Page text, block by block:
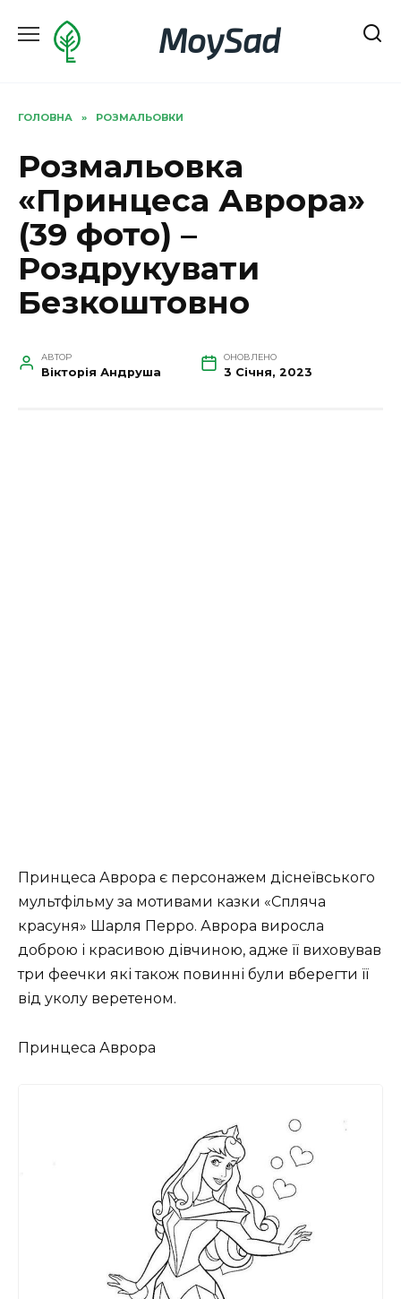
до
MoySad
ГОЛОВНА » РОЗМАЛЬОВКИ
Розмальовка
«Принцеса Аврора»
(39 фото) –
Роздрукувати
Безкоштовно
АВТОР
Вікторія Андруша
ОНОВЛЕНО
3 Січня, 2023
Принцеса Аврора є персонажем діснеївського
мультфільму за мотивами казки «Спляча
красуня» Шарля Перро. Аврора виросла
доброю і красивою дівчиною, адже її виховував
три феечки які також повинні були вберегти її
від уколу веретеном.
Принцеса Аврора